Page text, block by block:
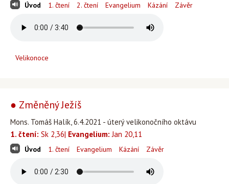
Úvod 1. čtení 2. čtení Evangelium Kázání Závěr
Velikonoce
● Změněný Ježíš
Mons. Tomáš Halík, 6.4.2021 - úterý velikonočního oktávu
1. čtení: Sk 2,36| Evangelium: Jan 20,11
Úvod 1. čtení Evangelium Kázání Závěr